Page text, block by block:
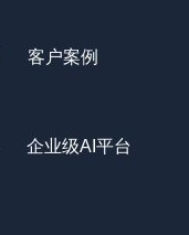
客户案例
企业级AI平台